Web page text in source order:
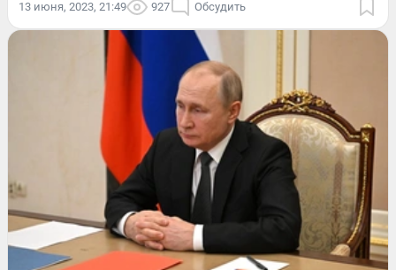
13 июня, 2023, 21:49 927 Обсудить